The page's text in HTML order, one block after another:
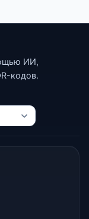
ИИ,
кодов.